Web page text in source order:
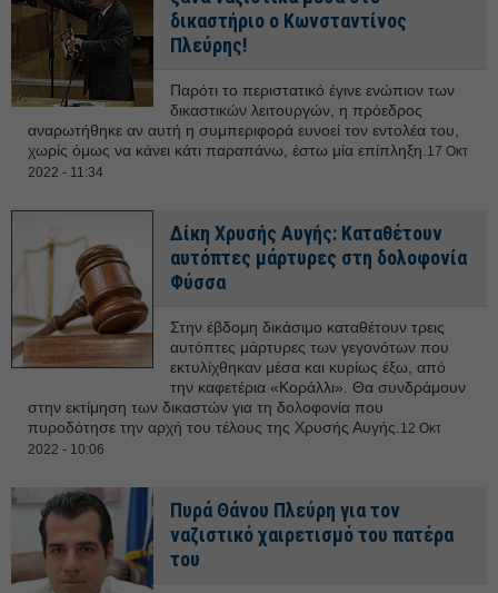
δικαστήριο o Κωνσταντίνος
Πλεύρης!
Παρότι το περιστατικό έγινε ενώπιον των
δικαστικών λειτουργών, η πρόεδρος
αναρωτήθηκε αν αυτή η συμπεριφορά ευνοεί τον εντολέα του,
χωρίς όμως να κάνει κάτι παραπάνω, έστω μία επίπληξη. 17 Οκτ
2022 - 11:34
Δίκη Χρυσής Αυγής: Καταθέτουν
αυτόπτες μάρτυρες στη δολοφονία
Φύσσα
Στην έβδομη δικάσιμο καταθέτουν τρεις
αυτόπτες μάρτυρες των γεγονότων που
εκτυλίχθηκαν μέσα και κυρίως έξω, από
την καφετέρια «Κοράλλι». Θα συνδράμουν
στην εκτίμηση των δικαστών για τη δολοφονία που
πυροδότησε την αρχή του τέλους της Χρυσής Αυγής. 12 Οκτ
2022 - 10:06
Πυρά Θάνου Πλεύρη για τον
ναζιστικό χαιρετισμό του πατέρα
του